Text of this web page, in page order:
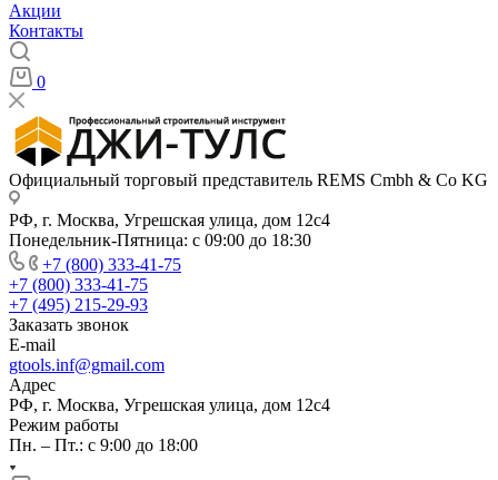
Акции
Контакты
0
Официальный торговый представитель REMS Cmbh & Co KG
РФ, г. Москва, Угрешская улица, дом 12с4
Понедельник-Пятница: с 09:00 до 18:30
+7 (800) 333-41-75
+7 (800) 333-41-75
+7 (495) 215-29-93
Заказать звонок
E-mail
gtools.inf@gmail.com
Адрес
РФ, г. Москва, Угрешская улица, дом 12с4
Режим работы
Пн. – Пт.: с 9:00 до 18:00